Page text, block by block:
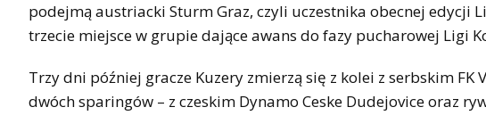
podejmą austriacki Sturm Graz, czyli uczestnika obecnej edycji
trzecie miejsce w grupie dające awans do fazy pucharowej Ligi
Trzy dni później gracze Kuzery zmierzą się z kolei z serbskim
dwóch sparingów – z czeskim Dynamo Ceske Dudejovice oraz